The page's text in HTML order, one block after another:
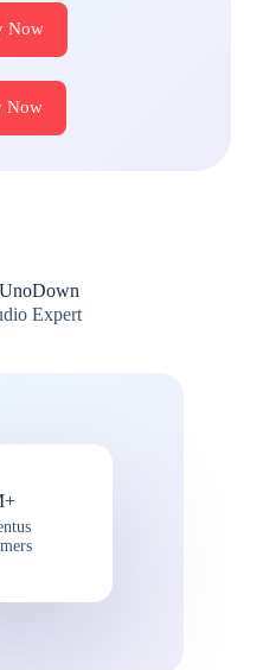
Now
Now
Expert